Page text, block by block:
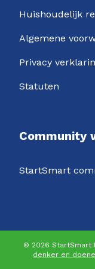
Huishoudelijk
Algemene
Privacy
Statuten
Community
StartSmart
© 2026 StartSmart
denker en